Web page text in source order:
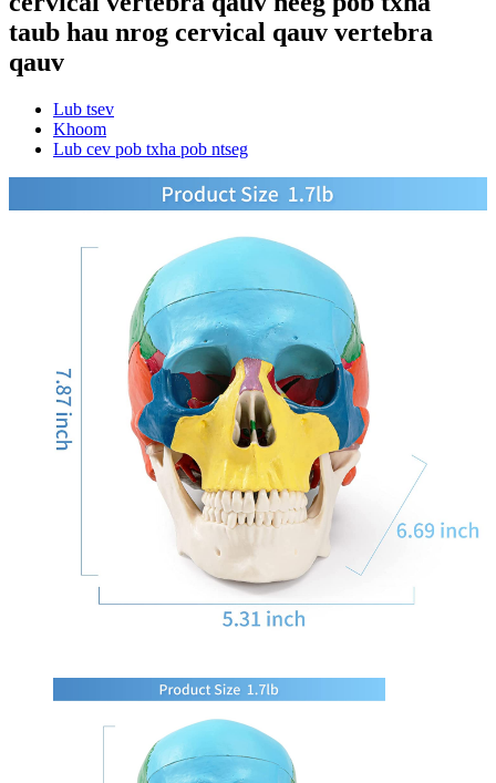
taub hau nrog cervical qauv vertebra
qauv
Lub tsev
Khoom
Lub cev pob txha pob ntseg